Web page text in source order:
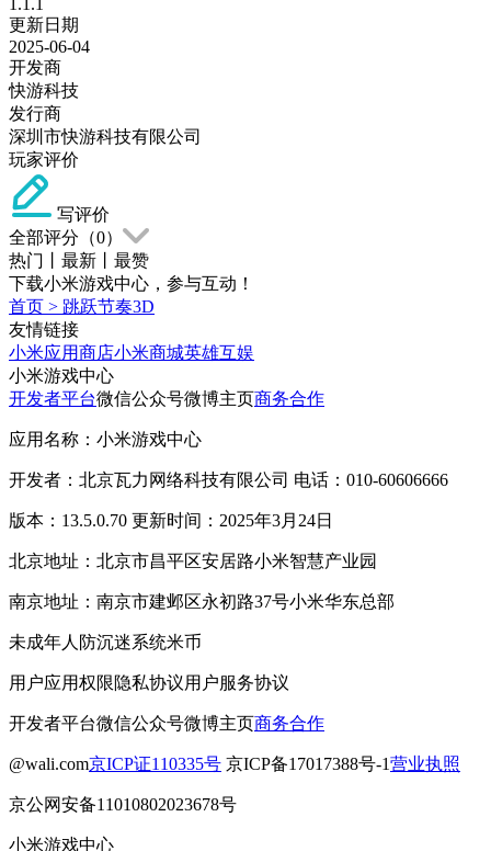
更新日期
2025-06-04
开发商
快游科技
发行商
深圳市快游科技有限公司
玩家评价
写评价
全部评分（0）
热门
最新
最赞
下载小米游戏中心，参与互动！
首页 > 跳跃节奏3D
友情链接
小米应用商店小米商城英雄互娱
小米游戏中心
开发者平台微信公众号微博主页商务合作
应用名称：小米游戏中心
开发者：北京瓦力网络科技有限公司 电话：010-60606666
版本：13.5.0.70 更新时间：2025年3月24日
北京地址：北京市昌平区安居路小米智慧产业园
南京地址：南京市建邺区永初路37号小米华东总部
未成年人防沉迷系统米币
用户应用权限隐私协议用户服务协议
开发者平台微信公众号微博主页商务合作
@wali.com京ICP证110335号 京ICP备17017388号-1营业执照
京公网安备11010802023678号
小米游戏中心